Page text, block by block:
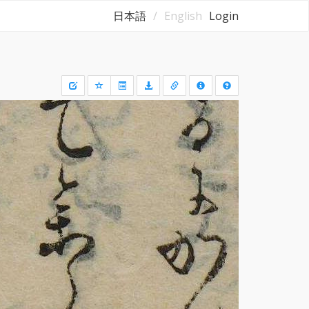
日本語 English Login
Draw
a
rectangle